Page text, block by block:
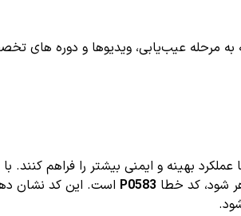
عیب‌یابی، ویدیوها و دوره های
بهینه و ایمنی بیشتر را فراهم
شود، کد خطا P0583 است. این کد نشان